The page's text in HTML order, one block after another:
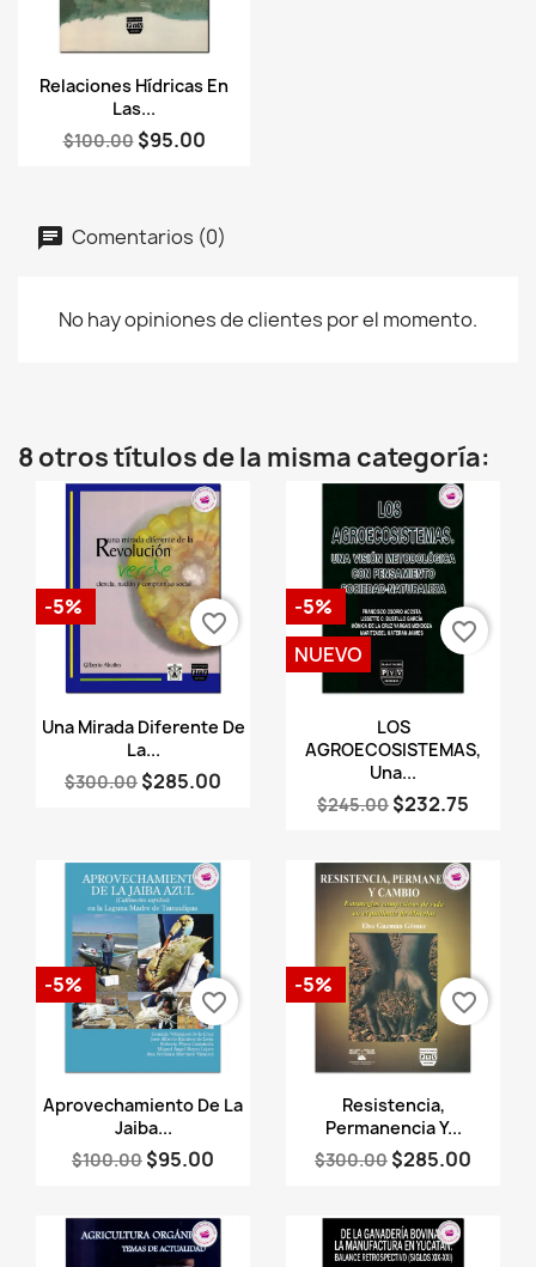
Vista rápida
Relaciones Hídricas En
Las...
$100.00 $95.00
Comentarios (0)
No hay opiniones de clientes por el momento.
8 otros títulos de la misma categoría:
Vista rápida
Una Mirada Diferente De
La...
$300.00 $285.00
-5%
favorite_border
Vista rápida
LOS
AGROECOSISTEMAS,
Una...
$245.00 $232.75
-5%
NUEVO
favorite_border
Vista rápida
Aprovechamiento De La
Jaiba...
$100.00 $95.00
-5%
favorite_border
Vista rápida
Resistencia,
Permanencia Y...
$300.00 $285.00
-5%
favorite_border